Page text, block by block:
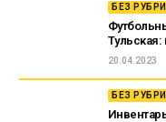
БЕЗ
20.04.2023
БЕЗ